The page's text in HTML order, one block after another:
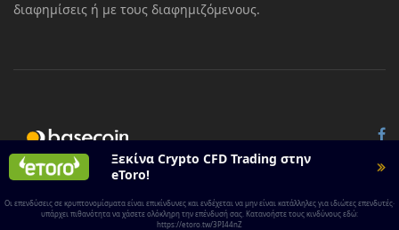
διαφημίσεις ή με τους διαφημιζόμενους.
Ξεκίνα Crypto CFD Trading στην
eToro!
Οι επενδύσεις σε κρυπτονομίσματα είναι επικίνδυνες και ενδέχεται να μην είναι κατάλληλες για ιδιώτες επενδυτές·
υπάρχει πιθανότητα να χάσετε ολόκληρη την επένδυσή σας. Κατανοήστε τους κινδύνους εδώ:
https://etoro.tw/3PI44nZ